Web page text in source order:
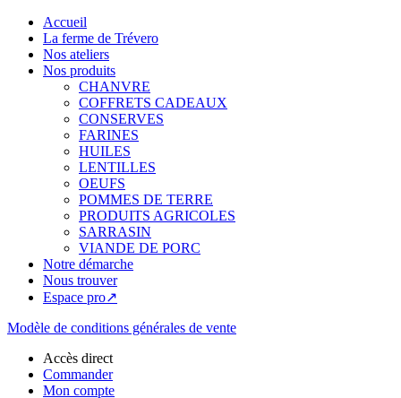
Accueil
La ferme de Trévero
Nos ateliers
Nos produits
CHANVRE
COFFRETS CADEAUX
CONSERVES
FARINES
HUILES
LENTILLES
OEUFS
POMMES DE TERRE
PRODUITS AGRICOLES
SARRASIN
VIANDE DE PORC
Notre démarche
Nous trouver
Espace pro↗
Modèle de conditions générales de vente
Accès direct
Commander
Mon compte